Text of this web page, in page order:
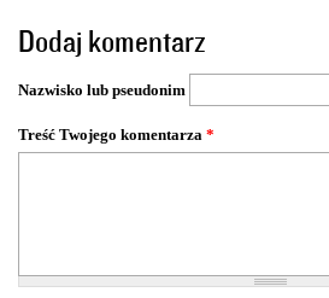
r
o
y
Dodaj komentarz
Nazwisko lub pseudonim
Treść Twojego komentarza *